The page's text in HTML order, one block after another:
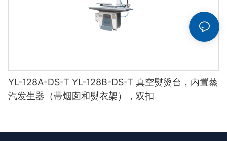
YL-128A-DS-T YL-128B-DS-T 真空熨烫台，内置蒸
汽发生器（带烟囱和熨衣架），双扣